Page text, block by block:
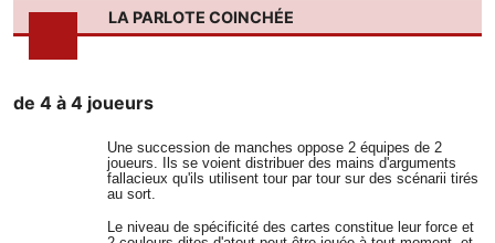
LA PARLOTE COINCHÉE
de 4 à 4 joueurs
Une succession de manches oppose 2 équipes de 2
joueurs. Ils se voient distribuer des mains d'arguments
fallacieux qu'ils utilisent tour par tour sur des scénarii tirés
au sort.
Le niveau de spécificité des cartes constitue leur force et